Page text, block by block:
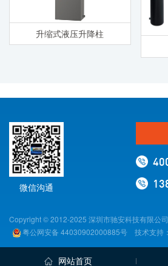
升缩式液压升降柱
微信沟通
Copyright © 2012-2025 深圳市驰安科技有限公司
粤公网安备 44030902000885号
技术支持
网站首页